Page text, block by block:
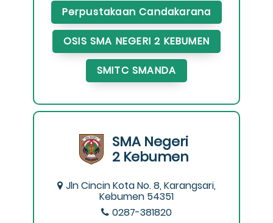
Perpustakaan Candakarana
OSIS SMA NEGERI 2 KEBUMEN
SMITC SMANDA
SMA Negeri
2 Kebumen
Jln Cincin Kota No. 8, Karangsari,
Kebumen 54351
0287-381820